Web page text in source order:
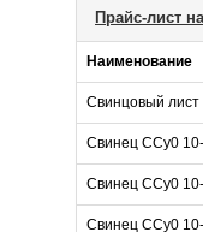
Прайс-лист
Наименование
Свинцовый
Свинец ССу0
Свинец ССу0
Свинец ССу0